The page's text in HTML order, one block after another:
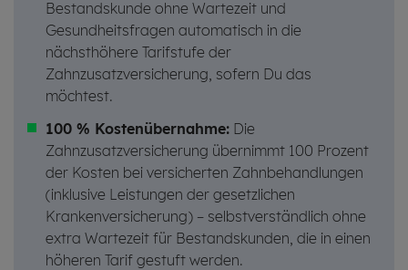
Bestandskunde ohne Wartezeit und
Gesundheitsfragen automatisch in die
nächsthöhere Tarifstufe der
Zahnzusatzversicherung, sofern Du das
möchtest.
100 % Kostenübernahme: Die
Zahnzusatzversicherung übernimmt 100 Prozent
der Kosten bei versicherten Zahnbehandlungen
(inklusive Leistungen der gesetzlichen
Krankenversicherung) – selbstverständlich ohne
extra Wartezeit für Bestandskunden, die in einen
höheren Tarif gestuft werden.